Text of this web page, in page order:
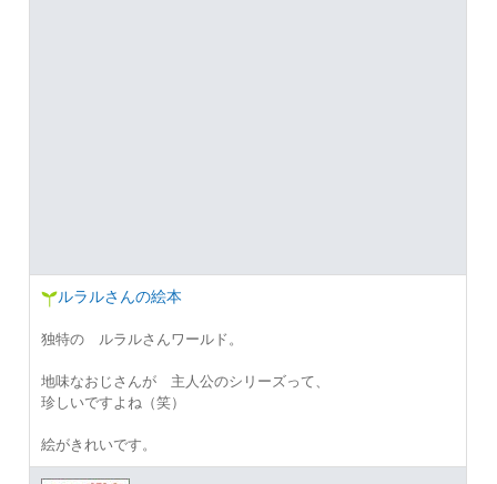
ルラルさんの絵本
独特の ルラルさんワールド。
地味なおじさんが 主人公のシリーズって、
珍しいですよね（笑）
絵がきれいです。